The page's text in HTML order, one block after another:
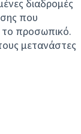
διαδρομές
που
το προσωπικό.
μετανάστες